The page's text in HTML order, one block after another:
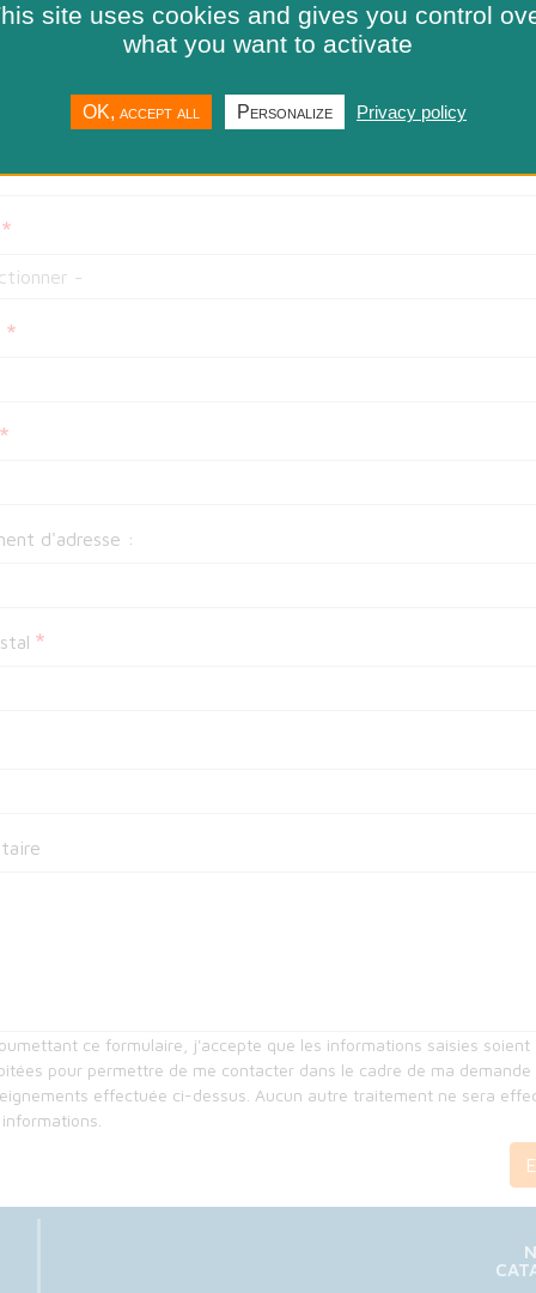
d'adresse :
ce formulaire, j'accepte que les informations saisies soient
pour permettre de me contacter dans le cadre de ma demande
effectuée ci-dessus. Aucun autre traitement ne sera
site uses cookies and gives you control
what you want to activate
OK, accept all Personalize Privacy policy